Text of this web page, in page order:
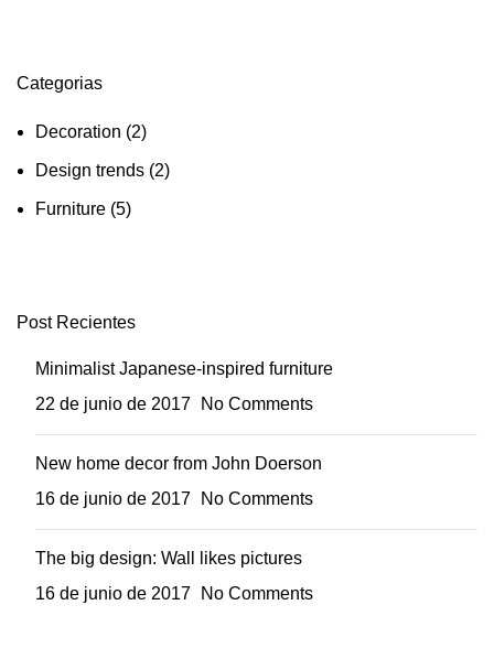
Categorias
Decoration (2)
Design trends (2)
Furniture (5)
Post Recientes
Minimalist Japanese-inspired furniture
22 de junio de 2017
No Comments
New home decor from John Doerson
16 de junio de 2017
No Comments
The big design: Wall likes pictures
16 de junio de 2017
No Comments